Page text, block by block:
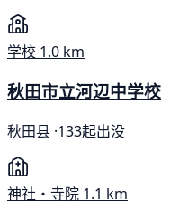
学校 1.0 km
秋田市立河辺中学校
秋田县 ·133起出没
神社・寺院 1.1 km